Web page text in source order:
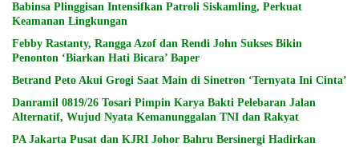
Babinsa Plinggisan Intensifkan Patroli Siskamling, Perkuat
Keamanan Lingkungan
Febby Rastanty, Rangga Azof dan Rendi John Sukses Bikin
Penonton ‘Biarkan Hati Bicara’ Baper
Betrand Peto Akui Grogi Saat Main di Sinetron ‘Ternyata Ini Cinta’
Danramil 0819/26 Tosari Pimpin Karya Bakti Pelebaran Jalan
Alternatif, Wujud Nyata Kemanunggalan TNI dan Rakyat
PA Jakarta Pusat dan KJRI Johor Bahru Bersinergi Hadirkan